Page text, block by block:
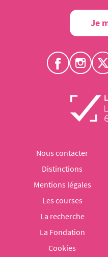
Je
Nous contacter
Distinctions
Mentions légales
Les courses
La recherche
La Fondation
Cookies